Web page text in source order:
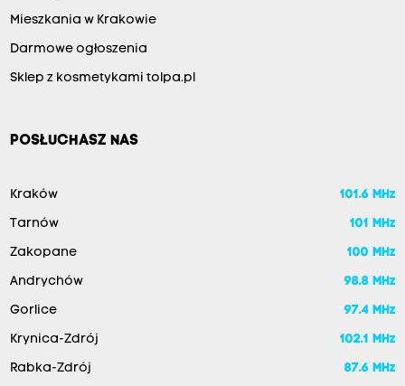
Mieszkania w Krakowie
Darmowe ogłoszenia
Sklep z kosmetykami tolpa.pl
POSŁUCHASZ NAS
Kraków 101.6 MHz
Tarnów 101 MHz
Zakopane 100 MHz
Andrychów 98.8 MHz
Gorlice 97.4 MHz
Krynica-Zdrój 102.1 MHz
Rabka-Zdrój 87.6 MHz